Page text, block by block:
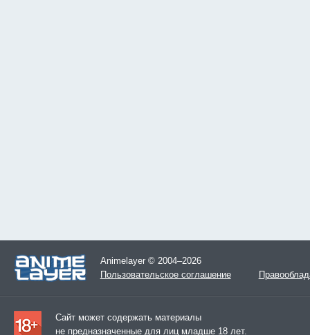
Animelayer © 2004–2026
Пользовательское соглашение
Сайт может содержать материалы
не предназначенные для лиц младше 18 лет.